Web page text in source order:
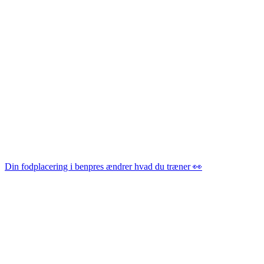
Din fodplacering i benpres ændrer hvad du træner 👀